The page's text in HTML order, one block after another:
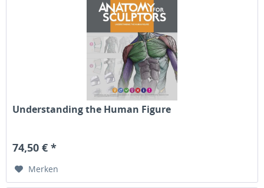
Understanding the Human Figure
74,50 € *
Merken